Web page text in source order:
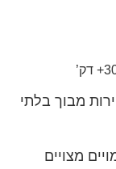
מבוך בלתי
מצויים